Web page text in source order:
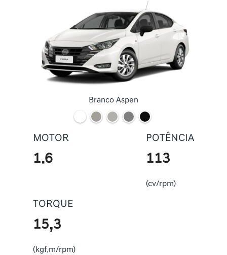
Branco Aspen
MOTOR
1.6
POTÊNCIA
113
(cv/rpm)
TORQUE
15,3
(kgf.m/rpm)